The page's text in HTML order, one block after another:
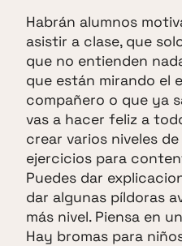
Habrán alumnos
asistir a clase, que
que no entienden
que están mirando el
compañero o que ya
vas a hacer feliz a
crear varios niveles
ejercicios para
Puedes dar
dar algunas píldoras
más nivel. Piensa en
Hay bromas para